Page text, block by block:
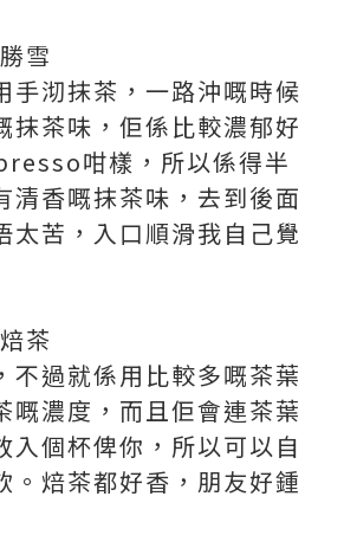
雪
手沏抹茶，一路沖嘅時候
抹茶味，佢係比較濃郁好
咁樣，所以係得半
清香嘅抹茶味，去到後面
太苦，入口順滑我自己覺
茶
不過就係用比較多嘅茶葉
嘅濃度，而且佢會連茶葉
入個杯俾你，所以可以自
。焙茶都好香，朋友好鍾